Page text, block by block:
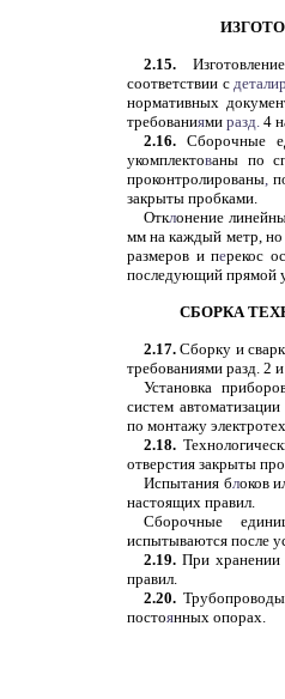
2.15.
соответствии с
нормативных
требованиями разд. 4
2.16. Сборочные
укомплектованы по
проконтролированы
закрыты пробками.
Отклонение
мм на каждый метр, но
размеров и перекос
последующий прямой
СБОРКА
2.17. Сборку и
требованиями разд. 2
Установка
систем
по монтажу
2.18.
отверстия закрыты
Испытания блоков
настоящих правил.
Сборочные
испытываются после
2.19. При хранении
правил.
2.20.
постоянных опорах.